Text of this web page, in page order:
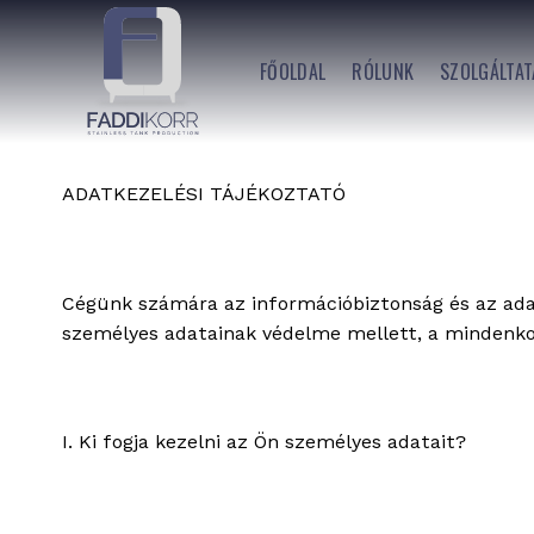
FŐOLDAL RÓLUNK
ADATKEZELÉSI TÁJÉKOZTATÓ
Cégünk számára az információbiztonság és az
személyes adatainak védelme mellett, a
I. Ki fogja kezelni az Ön személyes adatait?